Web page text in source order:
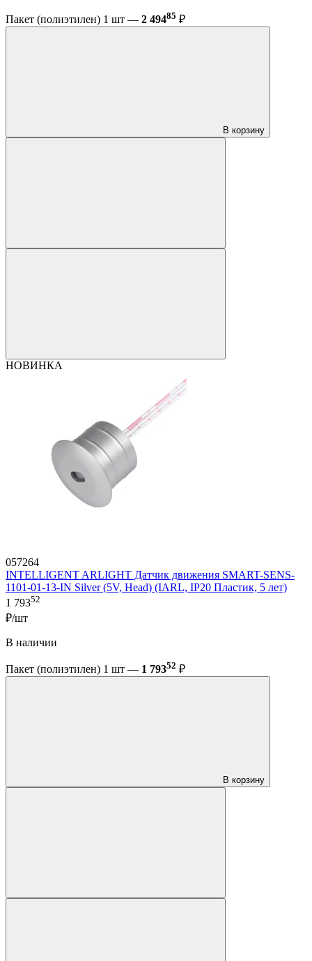
Пакет (полиэтилен) 1 шт — 2 49485 ₽
В корзину
НОВИНКА
057264
INTELLIGENT ARLIGHT Датчик движения SMART-SENS-
1101-01-13-IN Silver (5V, Head) (IARL, IP20 Пластик, 5 лет)
1 79352
₽/шт
В наличии
Пакет (полиэтилен) 1 шт — 1 79352 ₽
В корзину